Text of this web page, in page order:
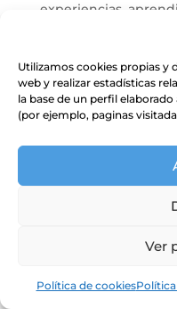
Utilizamos cookies propias y
web y realizar estadísticas
la base de un perfil
(por ejemplo, paginas
Ver
Política de cookies
experiencias,